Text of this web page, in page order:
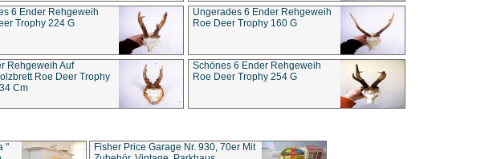
6 Ender Rehgeweih
Trophy 224 G
Ungerades 6 Ender Rehgeweih
Roe Deer Trophy 160 G
Rehgeweih Auf
Roe Deer Trophy
Cm
Schönes 6 Ender Rehgeweih
Roe Deer Trophy 254 G
"
Fisher Price Garage Nr. 930, 70er Mit